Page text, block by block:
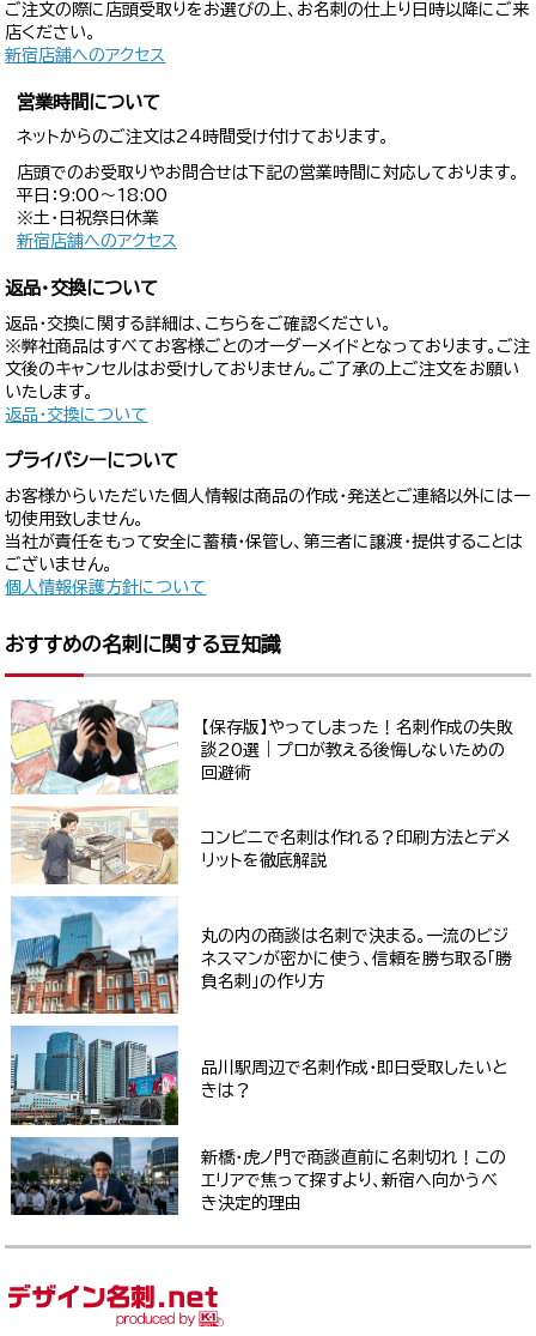
ご注文の際に店頭受取りをお選びの上、お名刺の仕上り日時以降にご来
店ください。
新宿店舗へのアクセス
営業時間について
ネットからのご注文は24時間受け付けております。
店頭でのお受取りやお問合せは下記の営業時間に対応しております。
平日：9:00〜18:00
※土・日祝祭日休業
新宿店舗へのアクセス
返品・交換について
返品・交換に関する詳細は、こちらをご確認ください。
※弊社商品はすべてお客様ごとのオーダーメイドとなっております。ご注
文後のキャンセルはお受けしておりません。ご了承の上ご注文をお願い
いたします。
返品・交換について
プライバシーについて
お客様からいただいた個人情報は商品の作成・発送とご連絡以外には一
切使用致しません。
当社が責任をもって安全に蓄積・保管し、第三者に譲渡・提供することは
ございません。
個人情報保護方針について
おすすめの名刺に関する豆知識
【保存版】やってしまった！名刺作成の失敗
談20選｜プロが教える後悔しないための
回避術
コンビニで名刺は作れる？印刷方法とデメ
リットを徹底解説
丸の内の商談は名刺で決まる。一流のビジ
ネスマンが密かに使う、信頼を勝ち取る「勝
負名刺」の作り方
品川駅周辺で名刺作成・即日受取したいと
きは？
新橋・虎ノ門で商談直前に名刺切れ！この
エリアで焦って探すより、新宿へ向かうべ
き決定的理由